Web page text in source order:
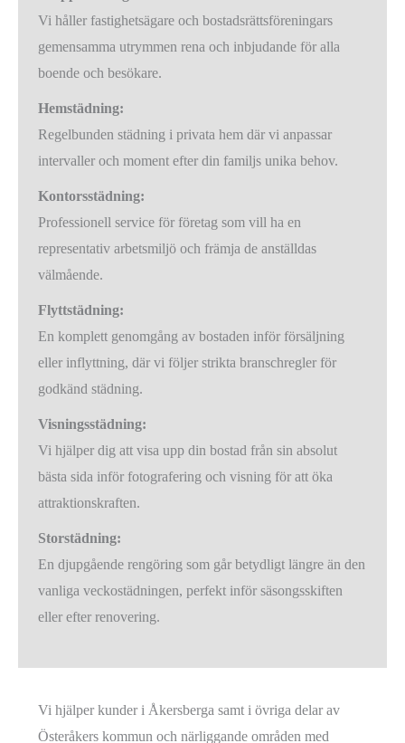
Vi håller fastighetsägare och bostadsrättsföreningars
gemensamma utrymmen rena och inbjudande för alla
boende och besökare.
Hemstädning:
Regelbunden städning i privata hem där vi anpassar
intervaller och moment efter din familjs unika behov.
Kontorsstädning:
Professionell service för företag som vill ha en
representativ arbetsmiljö och främja de anställdas
välmående.
Flyttstädning:
En komplett genomgång av bostaden inför försäljning
eller inflyttning, där vi följer strikta branschregler för
godkänd städning.
Visningsstädning:
Vi hjälper dig att visa upp din bostad från sin absolut
bästa sida inför fotografering och visning för att öka
attraktionskraften.
Storstädning:
En djupgående rengöring som går betydligt längre än den
vanliga veckostädningen, perfekt inför säsongsskiften
eller efter renovering.
Vi hjälper kunder i Åkersberga samt i övriga delar av
Österåkers kommun och närliggande områden med